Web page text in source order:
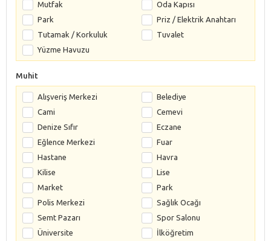
Mutfak
Oda Kapısı
Park
Priz / Elektrik Anahtarı
Tutamak / Korkuluk
Tuvalet
Yüzme Havuzu
Muhit
Alışveriş Merkezi
Belediye
Cami
Cemevi
Denize Sıfır
Eczane
Eğlence Merkezi
Fuar
Hastane
Havra
Kilise
Lise
Market
Park
Polis Merkezi
Sağlık Ocağı
Semt Pazarı
Spor Salonu
Üniversite
İlköğretim